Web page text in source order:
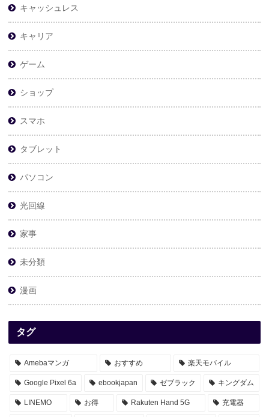
キャッシュレス
キャリア
ゲーム
ショップ
スマホ
タブレット
パソコン
光回線
家事
未分類
漫画
タグ
Amebaマンガ おすすめ 楽天モバイル
Google Pixel 6a ebookjapan ゼブラック キングダム
LINEMO お得 Rakuten Hand 5G 充電器